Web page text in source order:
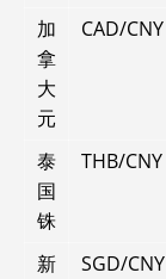
加
拿
大
元
CAD/CNY
泰
国
铢
THB/CNY
新
SGD/CNY